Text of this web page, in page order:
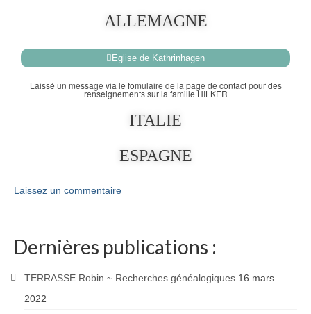
ALLEMAGNE
Eglise de Kathrinhagen
Laissé un message via le fomulaire de la page de contact pour des
renseignements sur la famille HILKER
ITALIE
ESPAGNE
Laissez un commentaire
Dernières publications :
TERRASSE Robin ~ Recherches généalogiques 16 mars
2022